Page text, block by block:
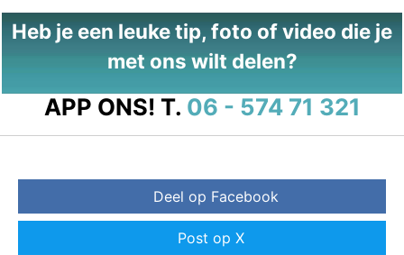
Heb je een leuke tip, foto of video die je
met ons wilt delen?
APP ONS! T. 06 - 574 71 321
Deel op Facebook
Post op X